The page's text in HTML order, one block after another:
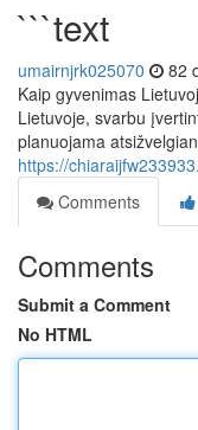
```text
umairnjrk025070 82
Kaip gyvenimas
Lietuvoje, svarbu
planuojama
https://
Comments
Comments
Submit a Comment
No HTML